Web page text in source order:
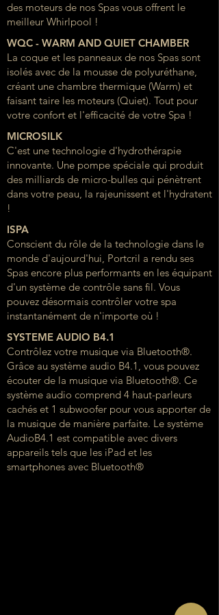
des moteurs de nos Spas vous offrent le
meilleur Whirlpool !
WQC - WARM AND QUIET CHAMBER
La coque et les panneaux de nos Spas sont
isolés avec de la mousse de polyuréthane,
créant une chambre thermique (Warm) et
faisant taire les moteurs (Quiet). Tout pour
votre confort et l'efficacité de votre Spa !
MICROSILK
C'est une technologie d'hydrothérapie
innovante. Une pompe spéciale qui produit
des milliards de micro-bulles qui pénètrent
dans votre peau, la rajeunissent et l'hydratent
!
ISPA
Conscient du rôle de la technologie dans le
monde d'aujourd'hui, Portcril a rendu ses
Spas encore plus performants en les équipant
d'un système de contrôle sans fil. Vous
pouvez désormais contrôler votre spa
instantanément de n'importe où !
SYSTEME AUDIO B4.1
Contrôlez votre musique via Bluetooth®.
Grâce au système audio B4.1, vous pouvez
écouter de la musique via Bluetooth®. Ce
système audio comprend 4 haut-parleurs
cachés et 1 subwoofer pour vous apporter de
la musique de manière parfaite. Le système
AudioB4.1 est compatible avec divers
appareils tels que les iPad et les
smartphones avec Bluetooth®